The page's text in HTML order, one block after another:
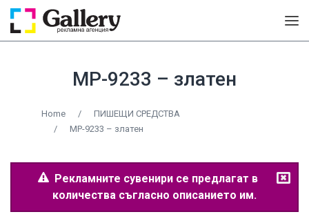
MP-9233 – златен
Home /
ПИШЕЩИ СРЕДСТВА
/
MP-9233 – златен
Рекламните сувенири се предлагат в
количества съгласно описанието им.